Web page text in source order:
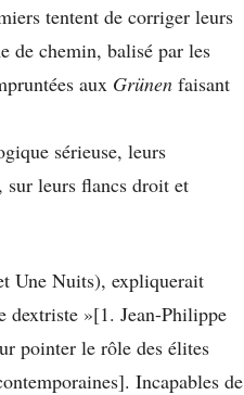
tentent de corriger leurs
de chemin, balisé par les
aux Grünen faisant
sérieuse, leurs
sur leurs flancs droit et
Une Nuits), expliquerait
dextriste »[1. Jean-Philippe
pointer le rôle des élites
Incapables de